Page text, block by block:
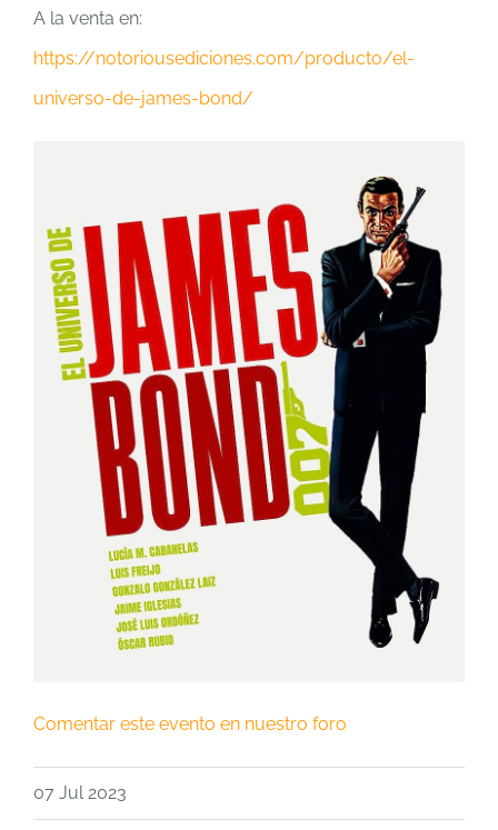
A la venta en:
https://notoriousediciones.com/producto/el-
universo-de-james-bond/
Comentar este evento en nuestro foro
07 Jul 2023